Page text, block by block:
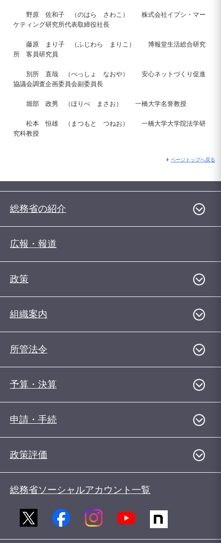
野原 佐和子 （のはら さわこ） 株式会社イプシ・マー
ケティング研究所代表取締役社長
藤原 まり子 （ふじわら まりこ） 博報堂生活総合研究
所 客員研究員
別所 直哉 （べっしょ なおや） 安心ネットづくり促進
協議会調査企画委員会副委員長
堀部 政男 （ほりべ まさお） 一橋大学名誉教授
松本 恒雄 （まつもと つねお） 一橋大学大学院法学研
究科教授
ページトップへ戻る
総務省の紹介
広報・報道
政策
組織案内
所管法令
予算・決算
申請・手続
政策評価
総務省ソーシャルアカウント一覧